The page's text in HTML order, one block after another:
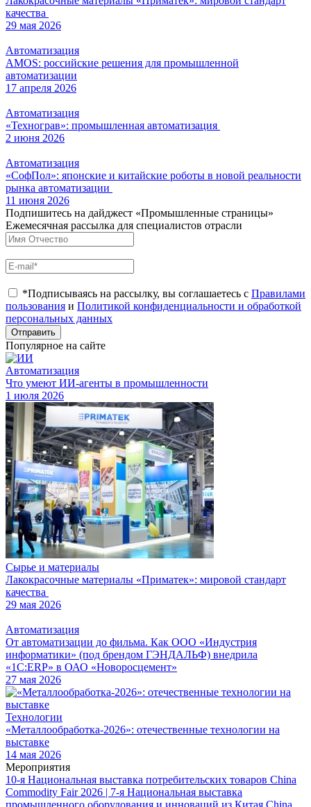
качества
29 мая 2026
Автоматизация
AMOS: российские решения для промышленной
автоматизации
17 апреля 2026
Автоматизация
«Технограв»: промышленная автоматизация
2 июня 2026
Автоматизация
«СофПол»: японские и китайские роботы в новой реальности
рынка автоматизации
11 июня 2026
Подпишитесь на дайджест «Промышленные страницы»
Ежемесячная рассылка для специалистов отрасли
*Подписываясь на рассылку, вы соглашаетесь с Правилами
пользования и Политикой конфиденциальности и обработкой
персональных данных
Отправить
Популярное на сайте
Автоматизация
Что умеют ИИ-агенты в промышленности
1 июля 2026
Сырье и материалы
Лакокрасочные материалы «Приматек»: мировой стандарт
качества
29 мая 2026
Автоматизация
От автоматизации до фильма. Как ООО «Индустрия
информатики» (под брендом ГЭНДАЛЬФ) внедрила
«1С:ERP» в ОАО «Новоросцемент»
27 мая 2026
Технологии
«Металлообработка-2026»: отечественные технологии на
выставке
14 мая 2026
Мероприятия
10-я Национальная выставка потребительских товаров China
Commodity Fair 2026 | 7-я Национальная выставка